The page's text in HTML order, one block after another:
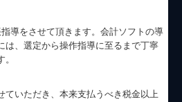
導をさせて頂きます。会計ソフトの導
は、選定から操作指導に至るまで丁寧
ていただき、本来支払うべき税金以上